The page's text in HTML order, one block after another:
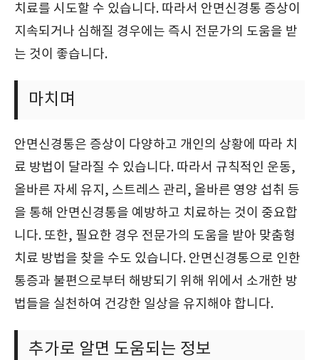
치료를 시도할 수 있습니다. 따라서 안면신경통 증상이
지속되거나 심해질 경우에는 즉시 전문가의 도움을 받
는 것이 좋습니다.
마치며
안면신경통은 증상이 다양하고 개인의 상황에 따라 치
료 방법이 달라질 수 있습니다. 따라서 규칙적인 운동,
올바른 자세 유지, 스트레스 관리, 올바른 영양 섭취 등
을 통해 안면신경통을 예방하고 치료하는 것이 중요합
니다. 또한, 필요한 경우 전문가의 도움을 받아 맞춤형
치료 방법을 찾을 수도 있습니다. 안면신경통으로 인한
통증과 불편으로부터 해방되기 위해 위에서 소개한 방
법들을 실천하여 건강한 일상을 유지해야 합니다.
추가로 알면 도움되는 정보